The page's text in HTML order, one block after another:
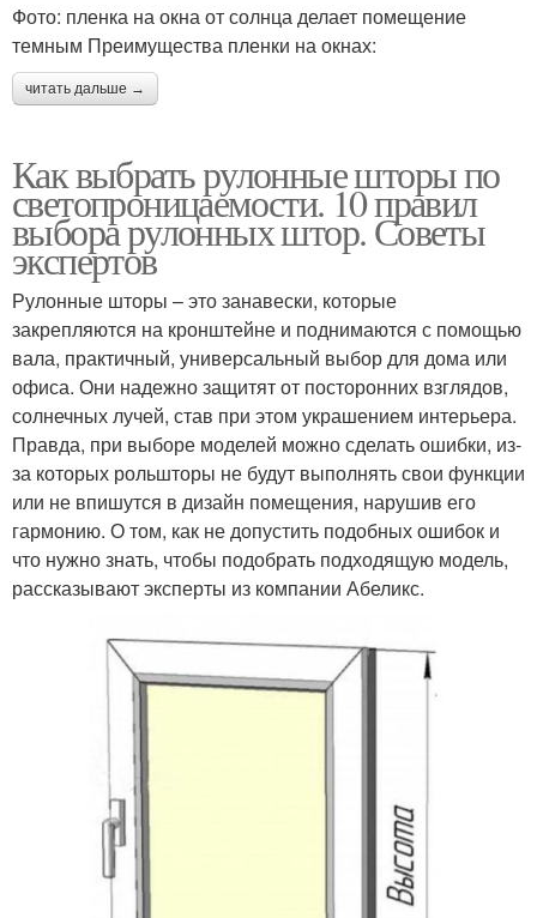
Фото: пленка на окна от солнца делает помещение
темным Преимущества пленки на окнах:
читать дальше →
Как выбрать рулонные шторы по
светопроницаемости. 10 правил
выбора рулонных штор. Советы
экспертов
Рулонные шторы – это занавески, которые
закрепляются на кронштейне и поднимаются с помощью
вала, практичный, универсальный выбор для дома или
офиса. Они надежно защитят от посторонних взглядов,
солнечных лучей, став при этом украшением интерьера.
Правда, при выборе моделей можно сделать ошибки, из-
за которых рольшторы не будут выполнять свои функции
или не впишутся в дизайн помещения, нарушив его
гармонию. О том, как не допустить подобных ошибок и
что нужно знать, чтобы подобрать подходящую модель,
рассказывают эксперты из компании Абеликс.